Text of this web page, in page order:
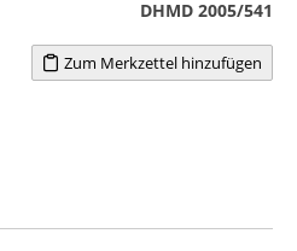
DHMD 2005/541
Zum Merkzettel hinzufügen